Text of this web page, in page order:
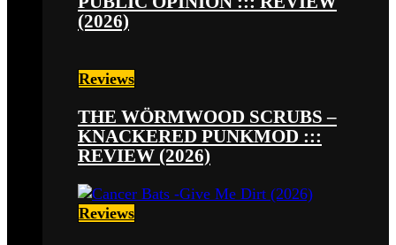
(2026)
Reviews
THE WÖRMWOOD SCRUBS –
KNACKERED PUNKMOD :::
REVIEW (2026)
Reviews